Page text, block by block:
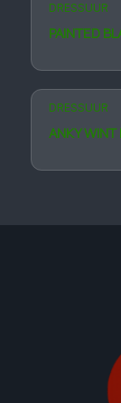
DRESSUUR
PAINTED
DRESSUUR
ANKY WINT